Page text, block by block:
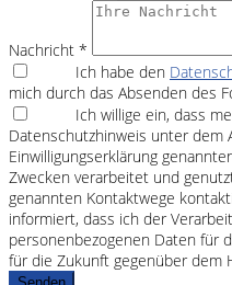
Nachricht *
Ich habe den
mich durch das Absenden des
Ich willige ein, dass
Datenschutzhinweis unter dem
Einwilligungserklärung
Zwecken verarbeitet und
genannten Kontaktwege
informiert, dass ich der
personenbezogenen Daten für
für die Zukunft gegenüber dem